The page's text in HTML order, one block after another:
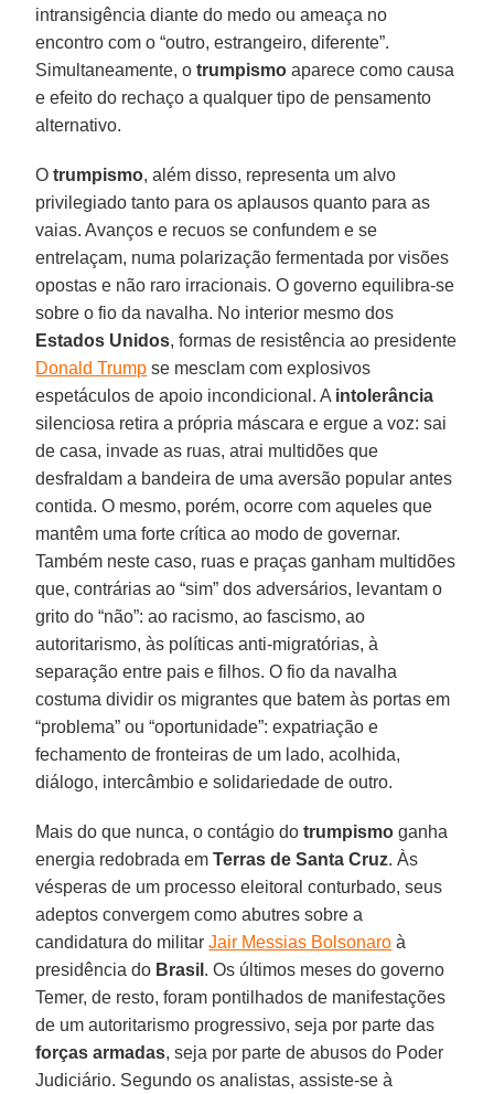
intransigência diante do medo ou ameaça no
encontro com o “outro, estrangeiro, diferente”.
Simultaneamente, otrumpismo aparece como causa
e efeito do rechaço a qualquer tipo de pensamento
alternativo.
Otrumpismo, além disso, representa um alvo
privilegiado tanto para os aplausos quanto para as
vaias. Avanços e recuos se confundem e se
entrelaçam, numa polarização fermentada por visões
opostas e não raro irracionais. O governo equilibra-se
sobre o fio da navalha. No interior mesmo dos
Estados Unidos, formas de resistência ao presidente
Donald Trump se mesclam com explosivos
espetáculos de apoio incondicional. A intolerância
silenciosa retira a própria máscara e ergue a voz: sai
de casa, invade as ruas, atrai multidões que
desfraldam a bandeira de uma aversão popular antes
contida. O mesmo, porém, ocorre com aqueles que
mantêm uma forte crítica ao modo de governar.
Também neste caso, ruas e praças ganham multidões
que, contrárias ao “sim” dos adversários, levantam o
grito do “não”: ao racismo, ao fascismo, ao
autoritarismo, às políticas anti-migratórias, à
separação entre pais e filhos. O fio da navalha
costuma dividir os migrantes que batem às portas em
“problema” ou “oportunidade”: expatriação e
fechamento de fronteiras de um lado, acolhida,
diálogo, intercâmbio e solidariedade de outro.
Mais do que nunca, o contágio dotrumpismo ganha
energia redobrada emTerras de Santa Cruz. Às
vésperas de um processo eleitoral conturbado, seus
adeptos convergem como abutres sobre a
candidatura do militarJair Messias Bolsonaro à
presidência do Brasil . Os últimos meses do governo
Temer, de resto, foram pontilhados de manifestações
de um autoritarismo progressivo, seja por parte das
forças armadas, seja por parte de abusos do Poder
Judiciário. Segundo os analistas, assiste-se à